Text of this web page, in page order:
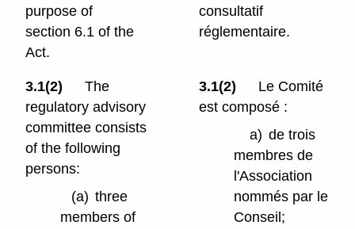
purpose of
section 6.1 of the
Act.
consultatif
réglementaire.
3.1(2)
The
regulatory advisory
committee consists
of the following
persons:
(a) three
members of
3.1(2)
Le Comité
est composé :
a) de trois
membres de
l'Association
nommés par le
Conseil;